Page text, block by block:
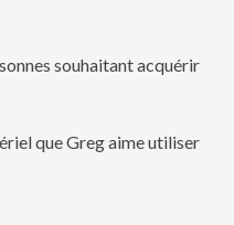
souhaitant acquérir
que Greg aime utiliser